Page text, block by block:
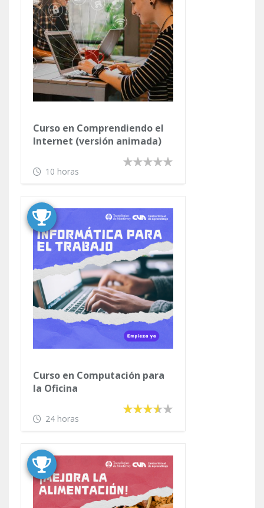
Curso en Comprendiendo el
Internet (versión animada)
10 horas
Curso en Computación para
la Oficina
24 horas